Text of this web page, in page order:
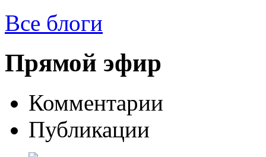
Все блоги
Прямой эфир
Комментарии
Публикации